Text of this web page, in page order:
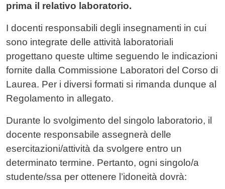
prima il relativo laboratorio.
I docenti responsabili degli insegnamenti in cui
sono integrate delle attività laboratoriali
progettano queste ultime seguendo le indicazioni
fornite dalla Commissione Laboratori del Corso di
Laurea. Per i diversi formati si rimanda dunque al
Regolamento in allegato.
Durante lo svolgimento del singolo laboratorio, il
docente responsabile assegnerà delle
esercitazioni/attività da svolgere entro un
determinato termine. Pertanto, ogni singolo/a
studente/ssa per ottenere l’idoneità dovrà: